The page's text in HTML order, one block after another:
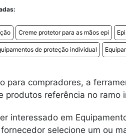
Creme protetor para as mãos epi
de proteção individual
para compradores, a
produtos referência no ramo
interessado em
selecione um ou